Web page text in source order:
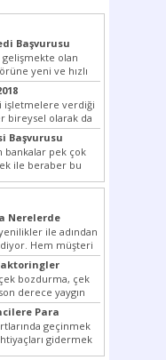
Başvurusu
olan
yeni ve hızlı
işletmelere verdiği
bireysel olarak da
Başvurusu
bankalar pek çok
ile beraber bu
Nerelerde
ile adından
Hem müşteri
bozdurma, çek
derece yaygın
Para
geçinmek
gidermek